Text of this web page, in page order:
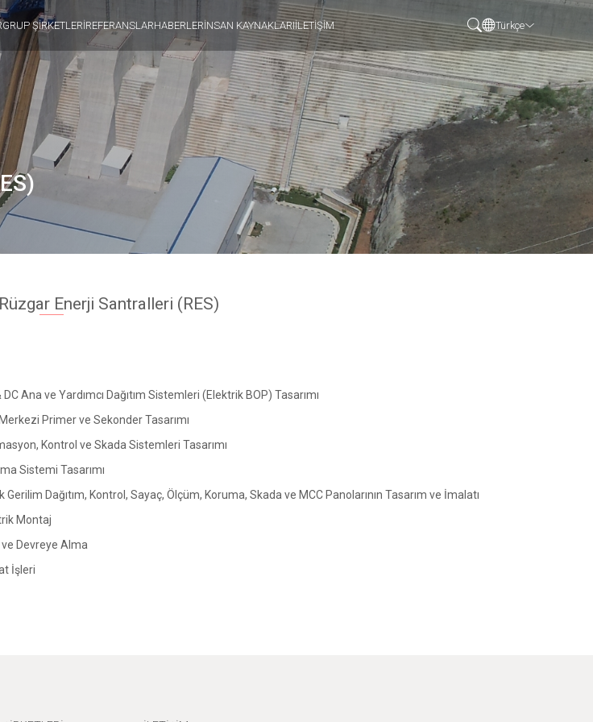
GRUP ŞİRKETLERİREFERANSLARHABERLERİNSAN KAYNAKLARIİLETİŞİM Türkçe
Enerji Santralleri (RES)
DC Ana ve Yardımcı Dağıtım Sistemleri (Elektrik BOP) Tasarımı
Primer ve Sekonder Tasarımı
Kontrol ve Skada Sistemleri Tasarımı
Sistemi Tasarımı
Gerilim Dağıtım, Kontrol, Sayaç, Ölçüm, Koruma, Skada ve MCC Panolarının Tasarım ve İmalatı
Montaj
Devreye Alma
İşleri